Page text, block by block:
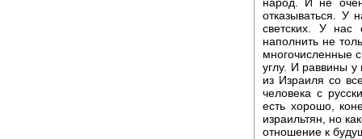
отказываться. У
светских. У нас
наполнить не
многочисленные
углу. И раввины
из Израиля со
человека с
есть хорошо,
израильтян, но
отношение к